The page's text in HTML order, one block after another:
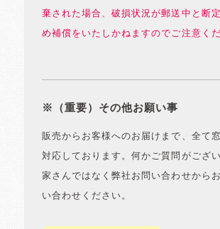
棄された場合、破損状況が郵送中と断
め補償をいたしかねますのでご注意くだ
※（重要）その他お願い事
販売からお客様へのお届けまで、全て
対応しております。何かご質問がござ
家さんではなく弊社お問い合わせから
い合わせください。